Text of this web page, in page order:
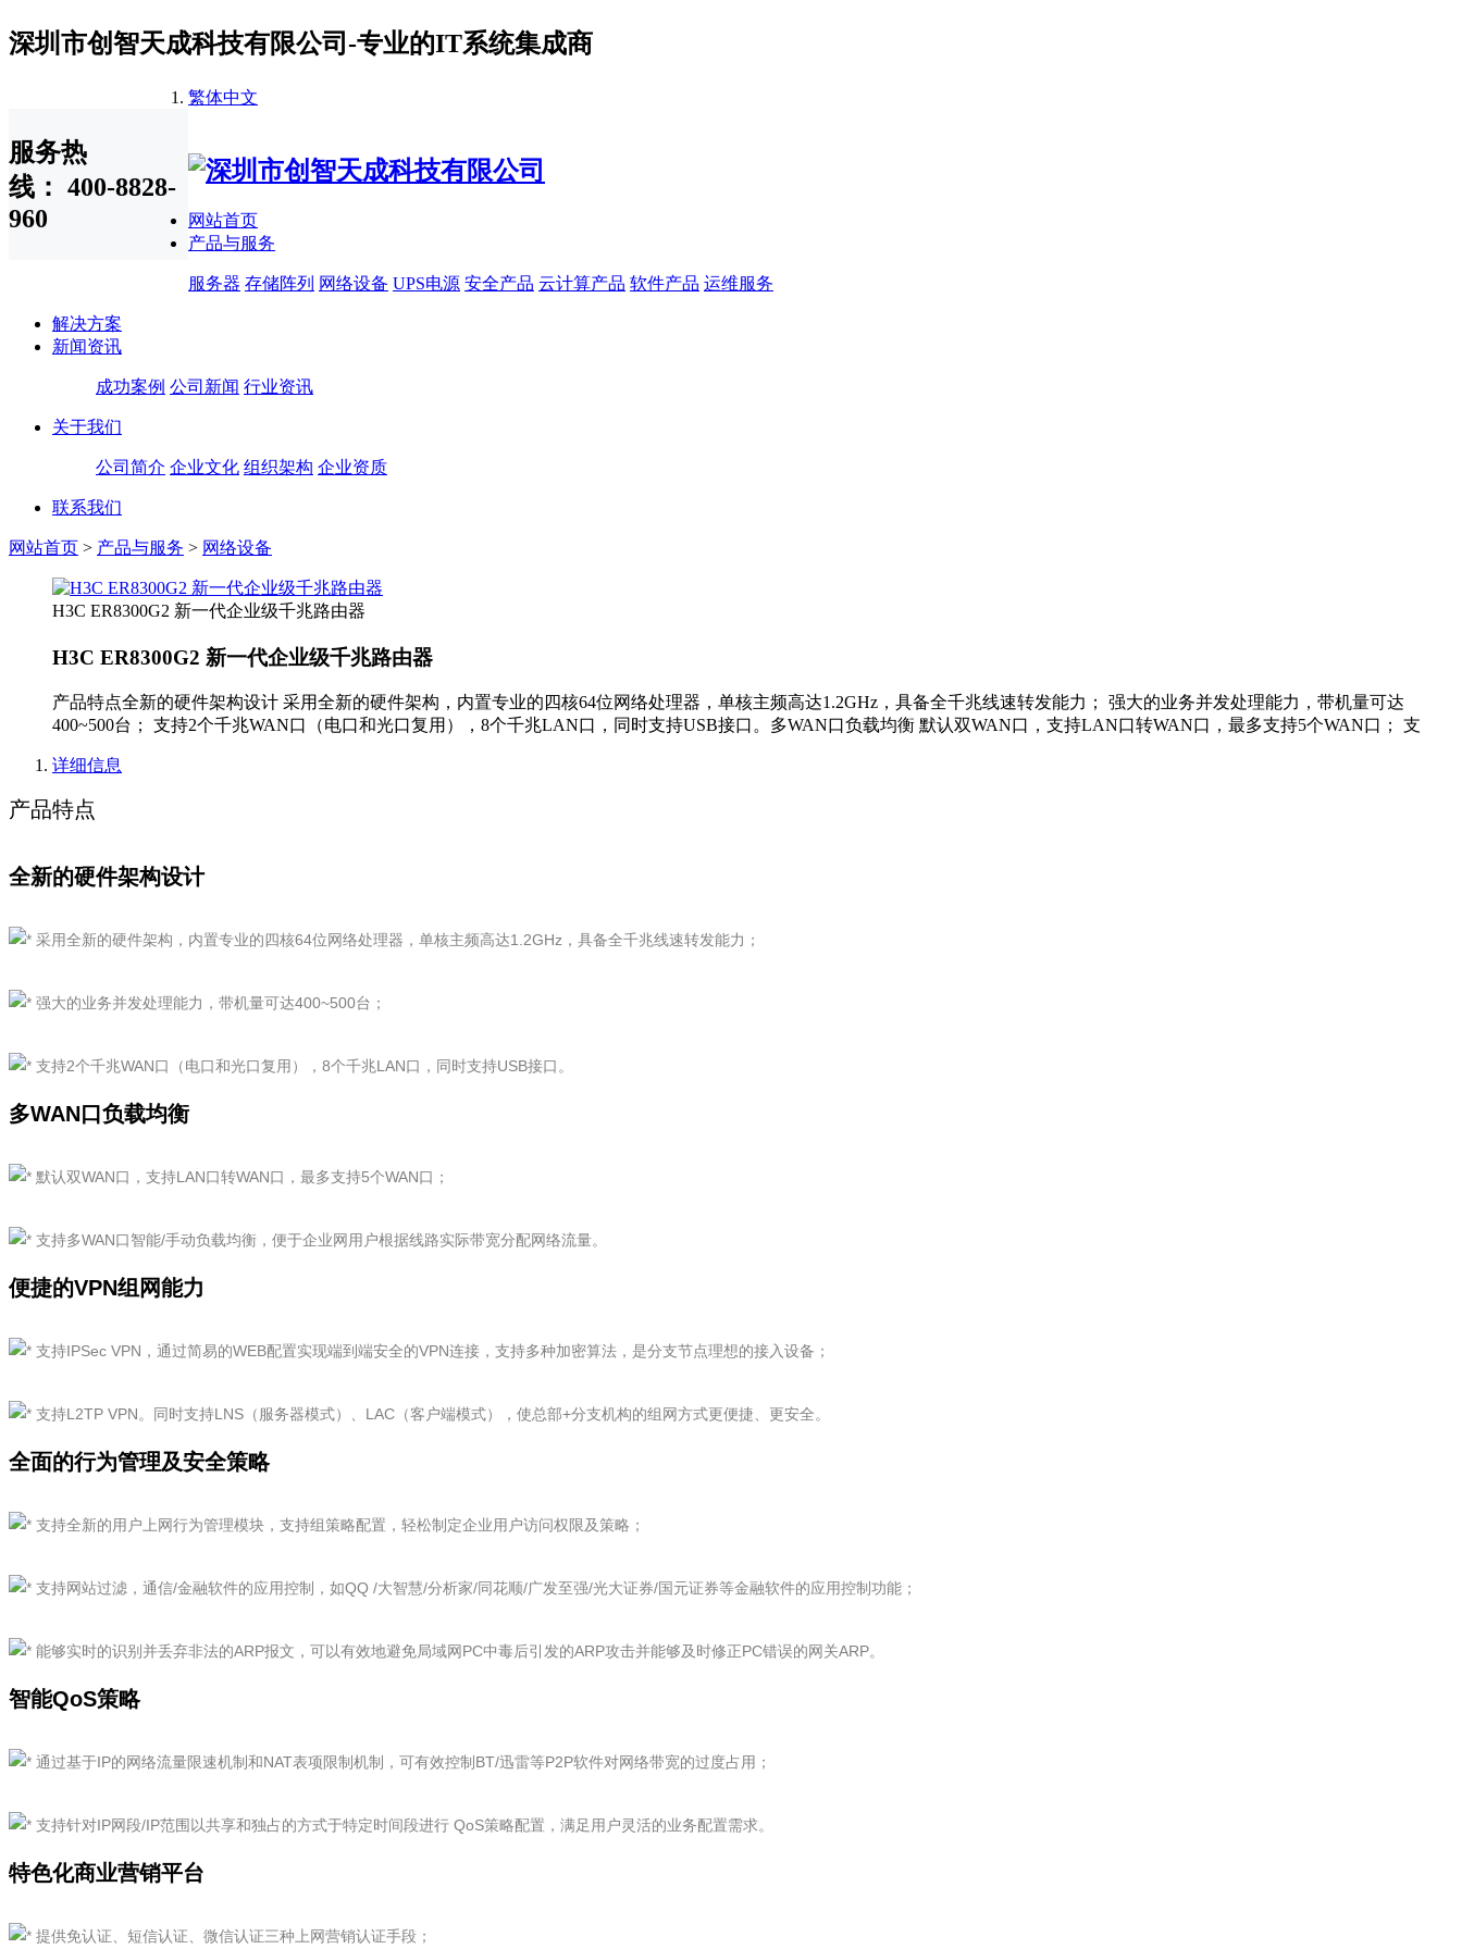
深圳市创智天成科技有限公司-专业的IT系统集成商
服务热
线： 400-8828-
960
繁体中文
网站首页
产品与服务
服务器 存储阵列 网络设备 UPS电源 安全产品 云计算产品 软件产品 运维服务
解决方案
新闻资讯
成功案例 公司新闻 行业资讯
关于我们
公司简介 企业文化 组织架构 企业资质
联系我们
网站首页 > 产品与服务 > 网络设备
H3C ER8300G2 新一代企业级千兆路由器
H3C ER8300G2 新一代企业级千兆路由器
产品特点全新的硬件架构设计 采用全新的硬件架构，内置专业的四核64位网络处理器，单核主频高达1.2GHz，具备全千兆线速转发能力； 强大的业务并发处理能力，带机量可达
400~500台； 支持2个千兆WAN口（电口和光口复用），8个千兆LAN口，同时支持USB接口。多WAN口负载均衡 默认双WAN口，支持LAN口转WAN口，最多支持5个WAN口； 支
详细信息
产品特点
全新的硬件架构设计
采用全新的硬件架构，内置专业的四核64位网络处理器，单核主频高达1.2GHz，具备全千兆线速转发能力；
强大的业务并发处理能力，带机量可达400~500台；
支持2个千兆WAN口（电口和光口复用），8个千兆LAN口，同时支持USB接口。
多WAN口负载均衡
默认双WAN口，支持LAN口转WAN口，最多支持5个WAN口；
支持多WAN口智能/手动负载均衡，便于企业网用户根据线路实际带宽分配网络流量。
便捷的VPN组网能力
支持IPSec VPN，通过简易的WEB配置实现端到端安全的VPN连接，支持多种加密算法，是分支节点理想的接入设备；
支持L2TP VPN。同时支持LNS（服务器模式）、LAC（客户端模式），使总部+分支机构的组网方式更便捷、更安全。
全面的行为管理及安全策略
支持全新的用户上网行为管理模块，支持组策略配置，轻松制定企业用户访问权限及策略；
支持网站过滤，通信/金融软件的应用控制，如QQ /大智慧/分析家/同花顺/广发至强/光大证券/国元证券等金融软件的应用控制功能；
能够实时的识别并丢弃非法的ARP报文，可以有效地避免局域网PC中毒后引发的ARP攻击并能够及时修正PC错误的网关ARP。
智能QoS策略
通过基于IP的网络流量限速机制和NAT表项限制机制，可有效控制BT/迅雷等P2P软件对网络带宽的过度占用；
支持针对IP网段/IP范围以共享和独占的方式于特定时间段进行 QoS策略配置，满足用户灵活的业务配置需求。
特色化商业营销平台
提供免认证、短信认证、微信认证三种上网营销认证手段；